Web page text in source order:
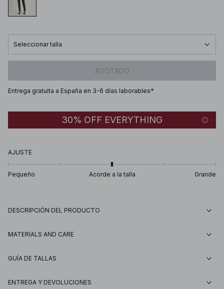
Seleccionar talla
AGOTADO
Entrega gratuita a España en 3-6 días laborables*
30% OFF EVERYTHING
AJUSTE
Pequeño Acorde a la talla Grande
DESCRIPCIÓN DEL PRODUCTO
MATERIALS AND CARE
GUÍA DE TALLAS
ENTREGA Y DEVOLUCIONES